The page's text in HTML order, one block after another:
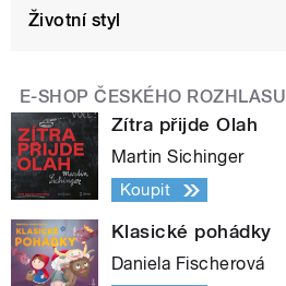
Životní styl
E-SHOP ČESKÉHO ROZHLASU
Zítra přijde Olah
Martin Sichinger
Koupit
Klasické pohádky
Daniela Fischerová